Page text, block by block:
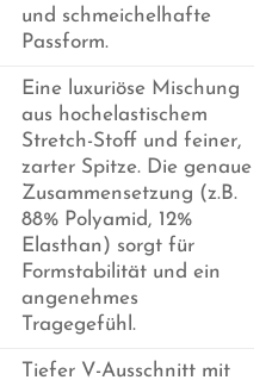
und schmeichelhafte
Passform.
Eine luxuriöse Mischung
aus hochelastischem
Stretch-Stoff und feiner,
zarter Spitze. Die genaue
Zusammensetzung (z.B.
88% Polyamid, 12%
Elasthan) sorgt für
Formstabilität und ein
angenehmes
Tragegefühl.
Tiefer V-Ausschnitt mit